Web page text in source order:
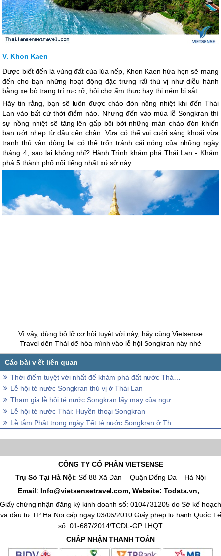
Khon Kaen
Được biết đến là vùng đất của lúa nếp, Khon Kaen hứa hẹn sẽ mang
đến cho bạn những hoạt động đặc trưng rất thú vị như diễu hành
bằng xe bò trang trí rực rỡ, hội chợ ẩm thực hay thi ném bi sắt…
Hãy tin rằng, bạn sẽ luôn được chào đón nồng nhiệt khi đến Thái
Lan vào bất cứ thời điểm nào. Nhưng đến vào mùa lễ Songkran thì
sự nồng nhiệt sẽ tăng lên gấp bội bởi những màn chào đón khiến
bạn ướt nhẹp từ đầu đến chân. Vừa có thể vui cười sáng khoái vừa
tranh thủ vận động lại có thể trốn tránh cái nóng của những ngày
tháng 4, sao lại không nhỉ? Hành Trình khám pháThái Lan - Khám
phá 5 thành phố nổi tiếng nhất xứ sở này.
Vì vậy, đừng bỏ lỡ cơ hội tuyệt vời này, hãy cùng Vietsense
Travel đến Thái để hòa mình vào lễ hội Songkran này nhé
Thời điểm tuyệt vời nhất để khám phá đất nước Thái Lan sắc màu
Lễ hội té nước Songkran thú vị ở Thái Lan
Tham gia lễ hội té nước Songkran lấy may của người Thái Lan
Lễ hội té nước Thái: Huyền thoại Songkran
Lễ tắm Phật trong ngày Tết té nước Songkran ở Thái Lan
CÔNG TY CỔ PHẦN VIETSENSE
Trụ Sở Tại Hà Nội: Số 88 Xã Đàn – Quận Đống Đa – Hà Nội
Email: Info@vietsensetravel.com, Website: Todata.vn,
Giấy chứng nhận đăng ký kinh doanh số: 0104731205 do Sở kế hoạch
và đầu tư TP Hà Nội cấp ngày 03/06/2010 Giấy phép lữ hành Quốc Tế
số: 01-687/2014/TCDL-GP LHQT
CHẤP NHẬN THANH TOÁN